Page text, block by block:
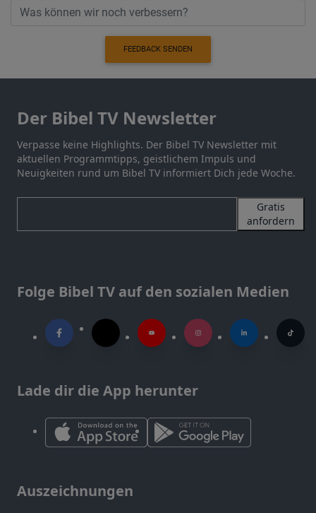
FEEDBACK SENDEN
Der Bibel TV Newsletter
Verpasse keine Highlights. Der Bibel TV Newsletter mit
aktuellen Programmtipps, geistlichem Impuls und
Neuigkeiten rund um Bibel TV informiert Dich jede Woche.
Gratis
anfordern
Folge Bibel TV auf den sozialen Medien
Lade dir die App herunter
Auszeichnungen